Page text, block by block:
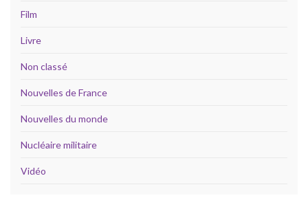
Film
Livre
Non classé
Nouvelles de France
Nouvelles du monde
Nucléaire militaire
Vidéo